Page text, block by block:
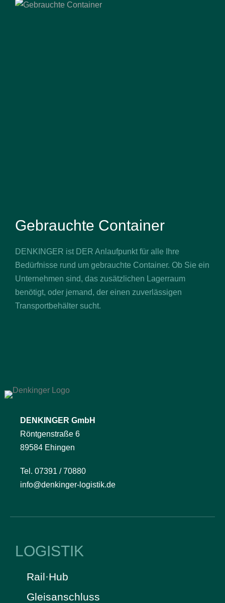
Gebrauchte Container
DENKINGER ist DER Anlaufpunkt für alle Ihre
Bedürfnisse rund um gebrauchte Container. Ob Sie ein
Unternehmen sind, das zusätzlichen Lagerraum
benötigt, oder jemand, der einen zuverlässigen
Transportbehälter sucht.
DENKINGER GmbH
Röntgenstraße 6
89584 Ehingen
Tel. 07391 / 70880
info@denkinger-logistik.de
LOGISTIK
Rail·Hub
Gleisanschluss